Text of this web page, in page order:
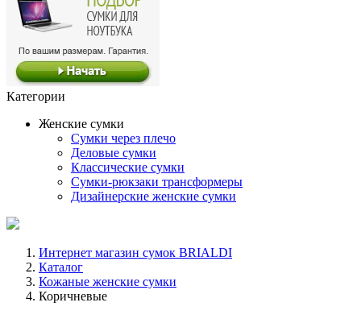
Категории
Женские сумки
Сумки через плечо
Деловые сумки
Классические сумки
Сумки-рюкзаки трансформеры
Дизайнерские женские сумки
Интернет магазин сумок BRIALDI
Каталог
Кожаные женские сумки
Коричневые